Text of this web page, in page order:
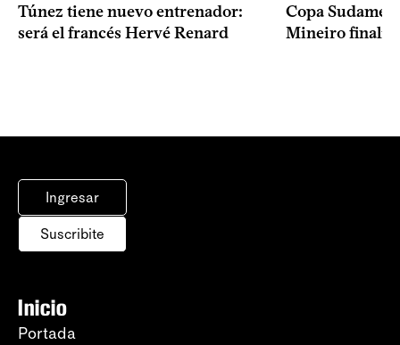
Túnez tiene nuevo entrenador:
será el francés Hervé Renard
Copa
Mineiro
Ingresar
Suscribite
Inicio
Portada